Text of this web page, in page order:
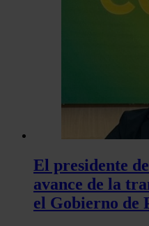
El presidente
avance de la
el Gobierno de